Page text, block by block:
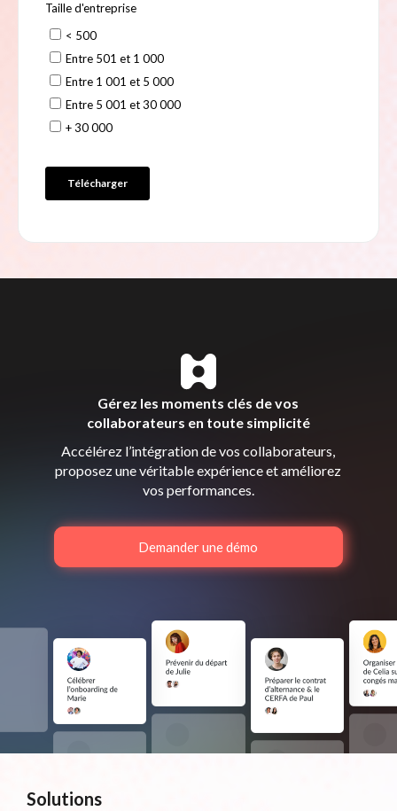
Gérez les moments clés de vos
collaborateurs en toute simplicité
Accélérez l’intégration de vos collaborateurs,
proposez une véritable expérience et améliorez
vos performances.
Demander une démo
Solutions